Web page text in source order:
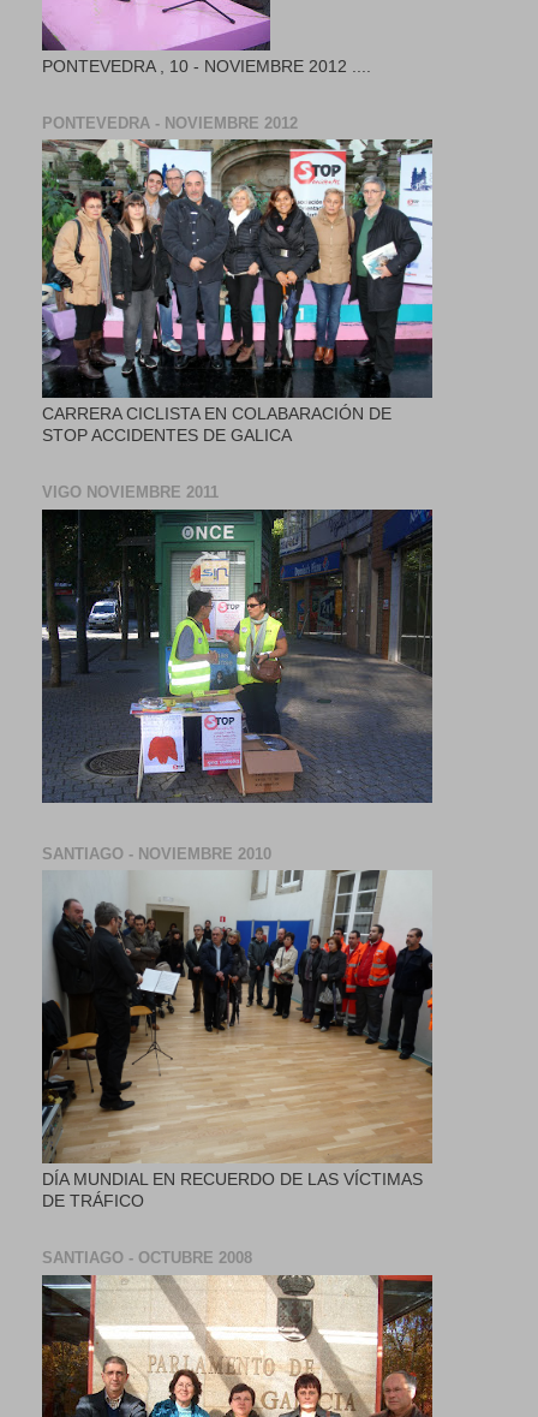
PONTEVEDRA , 10 - NOVIEMBRE 2012 ....
PONTEVEDRA - NOVIEMBRE 2012
CARRERA CICLISTA EN COLABARACIÓN DE
STOP ACCIDENTES DE GALICA
VIGO NOVIEMBRE 2011
SANTIAGO - NOVIEMBRE 2010
DÍA MUNDIAL EN RECUERDO DE LAS VÍCTIMAS
DE TRÁFICO
SANTIAGO - OCTUBRE 2008